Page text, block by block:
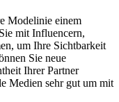
Modelinie einem
mit Influencern,
um Ihre Sichtbarkeit
Sie neue
Ihrer Partner
Medien sehr gut um mit